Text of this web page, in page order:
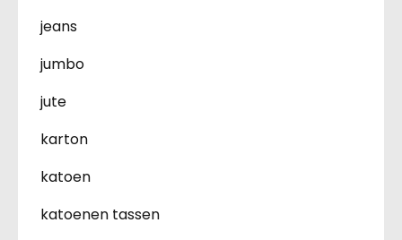
jeans
jumbo
jute
karton
katoen
katoenen tassen